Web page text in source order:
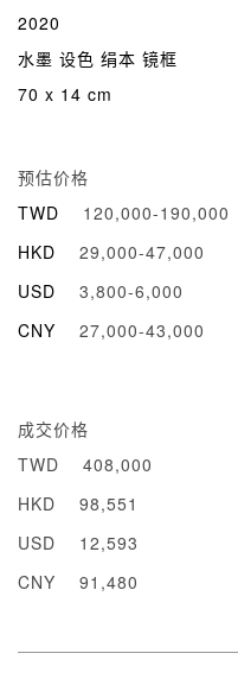
2020
水墨 设色 绢本 镜框
70 x 14 cm
预估价格
TWD
120,000-190,000
HKD
29,000-47,000
USD
3,800-6,000
CNY
27,000-43,000
成交价格
TWD
408,000
HKD
98,551
USD
12,593
CNY
91,480